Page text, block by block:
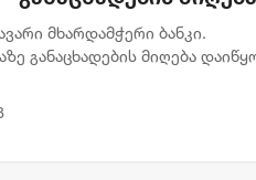
მხარდამჭერი ბანკი.
განაცხადების მიღება